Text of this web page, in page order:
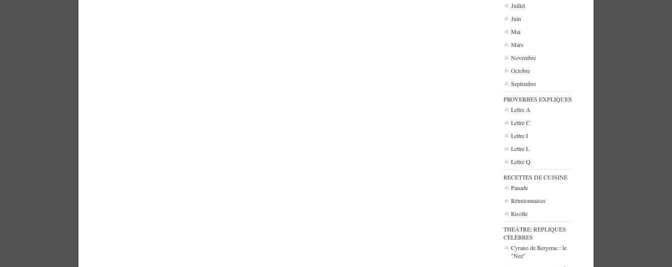
Juillet
Juin
Mai
Mars
Novembre
Octobre
Septembre
PROVERBES EXPLIQUES
Lettre A
Lettre C
Lettre I
Lettre L
Lettre Q
RECETTES DE CUISINE
Panade
Réunionnaises
Risolle
THÉÂTRE: RÉPLIQUES
CÉLÈBRES
Cyrano de Bergerac : le
"Nez"